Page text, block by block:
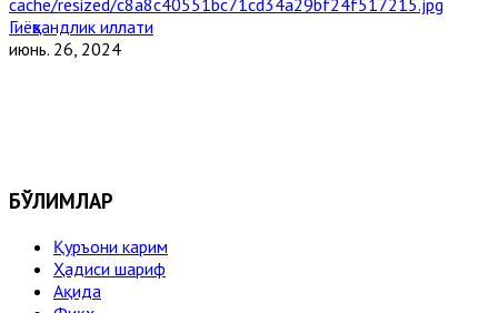
Гиёҳвандлик иллати
июнь. 26, 2024
БЎЛИМЛАР
Қуръони карим
Ҳадиси шариф
Ақида